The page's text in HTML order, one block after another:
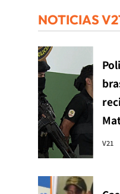
NOTICIAS
V21